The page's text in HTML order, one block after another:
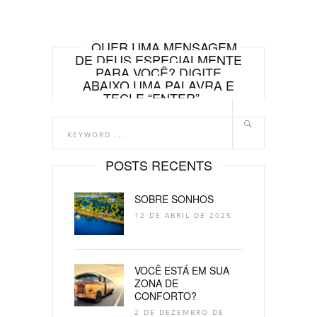
QUER UMA MENSAGEM
DE DEUS ESPECIALMENTE
PARA VOCÊ? DIGITE
ABAIXO UMA PALAVRA E
TECLE “ENTER”.
POSTS RECENTS
SOBRE SONHOS
12 DE ABRIL DE 2025
VOCÊ ESTÁ EM SUA
ZONA DE
CONFORTO?
2 DE DEZEMBRO DE